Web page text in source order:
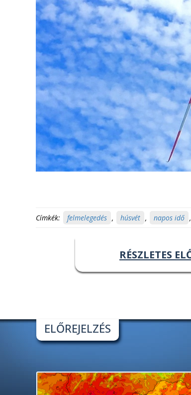
Címkék: felmelegedés , húsvét , napos idő ,
RÉSZLETES
ELŐREJELZÉS